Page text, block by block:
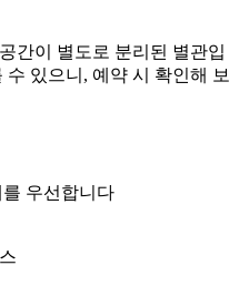
간이 별도로 분리된 별관입
있으니, 예약 시 확인해 보
우선합니다